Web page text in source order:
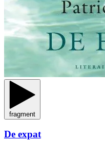
fragment
De expat